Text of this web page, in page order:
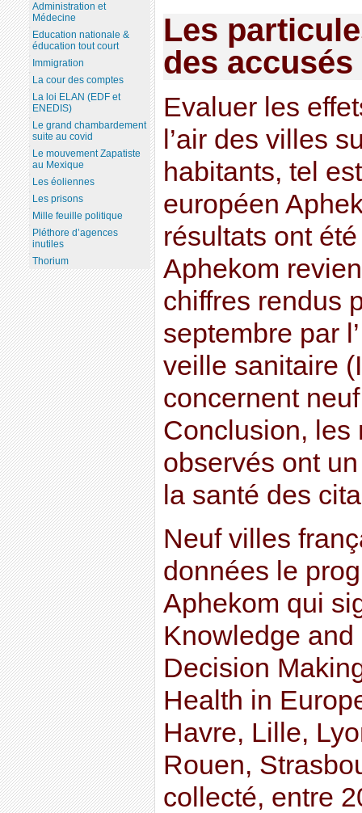
Les
des accusés
Evaluer les
l’air des villes
habitants, tel
européen
résultats ont
Aphekom
chiffres rendus
septembre par
veille sanitaire
concernent
Conclusion, les
observés ont
la santé des
Neuf villes
données le
Aphekom qui
Knowledge
Decision
Health in
Havre, Lille,
Rouen,
collecté, entre
Administration et
Médecine
Education nationale &
éducation tout court
Immigration
La cour des comptes
La loi ELAN (EDF et
ENEDIS)
Le grand chambardement
suite au covid
Le mouvement Zapatiste
au Mexique
Les éoliennes
Les prisons
Mille feuille politique
Pléthore d’agences
inutiles
Thorium